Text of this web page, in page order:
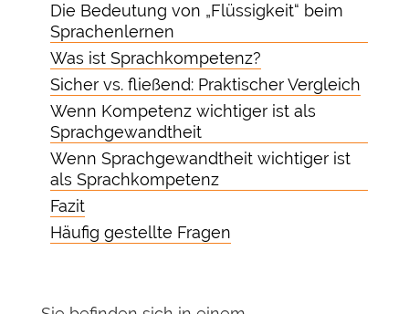
Die Bedeutung von „Flüssigkeit“ beim
Sprachenlernen
Was ist Sprachkompetenz?
Sicher vs. fließend: Praktischer Vergleich
Wenn Kompetenz wichtiger ist als
Sprachgewandtheit
Wenn Sprachgewandtheit wichtiger ist
als Sprachkompetenz
Fazit
Häufig gestellte Fragen